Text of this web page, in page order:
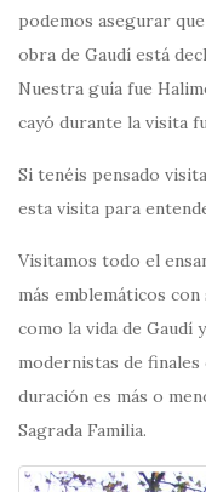
podemos asegurar
obra de Gaudí está
Nuestra guía fue
cayó durante la visita
Si tenéis pensado
esta visita para
Visitamos todo el
más emblemáticos
como la vida de Gaudí
modernistas de
duración es más o
Sagrada Familia.